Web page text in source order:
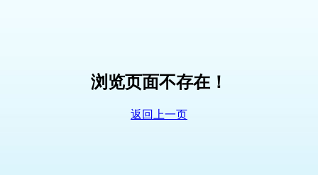
浏览页面不存在！
返回上一页